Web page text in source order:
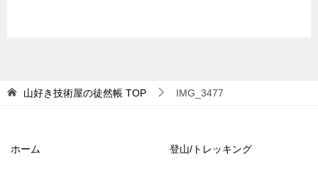
山好き技術屋の徒然帳 TOP IMG_3477
ホーム 登山/トレッキング